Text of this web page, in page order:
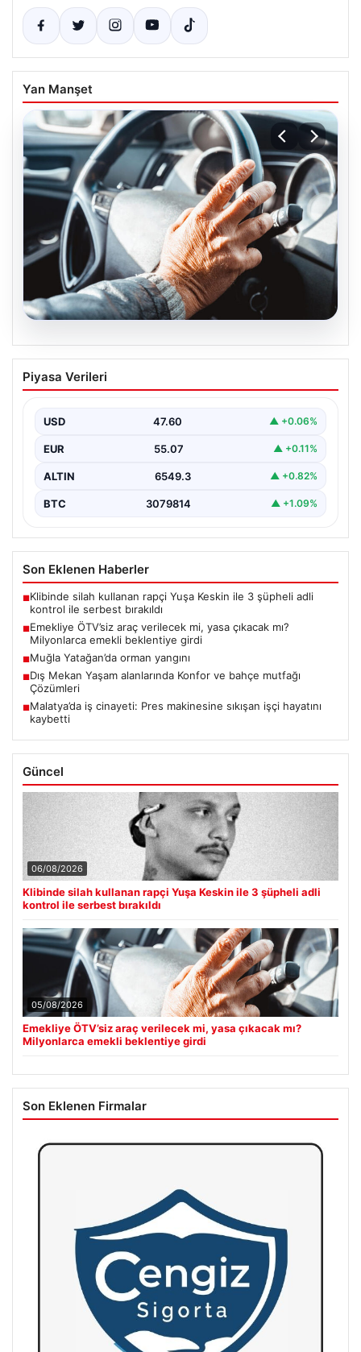
Yan Manşet
Emekliye ÖTV’siz araç verilecek mi,
yasa çıkacak mı? Milyonlarca emekli
Piyasa Verileri
USD 47.60 ▲ +0.06%
EUR 55.07 ▲ +0.11%
ALTIN 6549.3 ▲ +0.82%
BTC 3079814 ▲ +1.09%
Son Eklenen Haberler
■Klibinde silah kullanan rapçi Yuşa Keskin ile 3 şüpheli adli
kontrol ile serbest bırakıldı
■Emekliye ÖTV’siz araç verilecek mi, yasa çıkacak mı?
Milyonlarca emekli beklentiye girdi
■Muğla Yatağan’da orman yangını
■Dış Mekan Yaşam alanlarında Konfor ve bahçe mutfağı
Çözümleri
■Malatya’da iş cinayeti: Pres makinesine sıkışan işçi hayatını
kaybetti
Güncel
06/08/2026
Klibinde silah kullanan rapçi Yuşa Keskin ile 3 şüpheli adli
kontrol ile serbest bırakıldı
05/08/2026
Emekliye ÖTV’siz araç verilecek mi, yasa çıkacak mı?
Milyonlarca emekli beklentiye girdi
Son Eklenen Firmalar